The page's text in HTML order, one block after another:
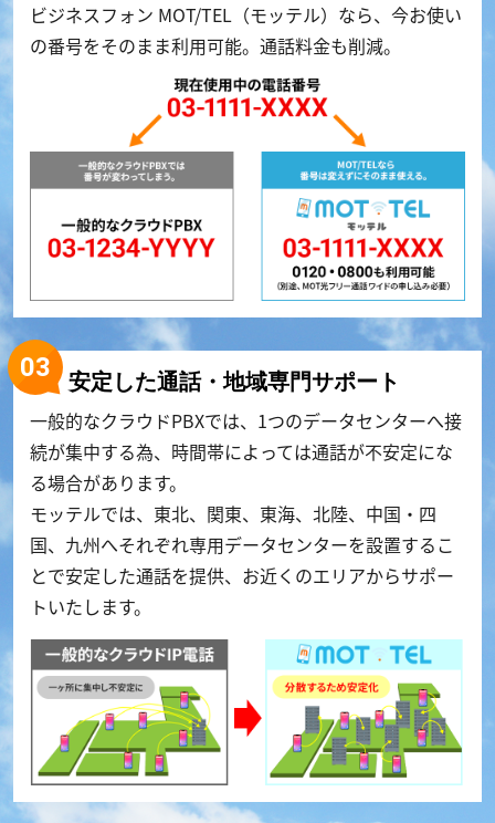
ビジネスフォン MOT/TEL（モッテル）なら、今お使い
の番号をそのまま利用可能。通話料金も削減。
安定した通話・地域専門サポート
一般的なクラウドPBXでは、1つのデータセンターへ接
続が集中する為、時間帯によっては通話が不安定にな
る場合があります。
モッテルでは、東北、関東、東海、北陸、中国・四
国、九州へそれぞれ専用データセンターを設置するこ
とで安定した通話を提供、お近くのエリアからサポー
トいたします。